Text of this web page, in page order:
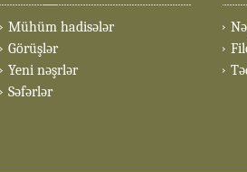
Mühüm hadisələr
Görüşlər
Yeni nəşrlər
Səfərlər